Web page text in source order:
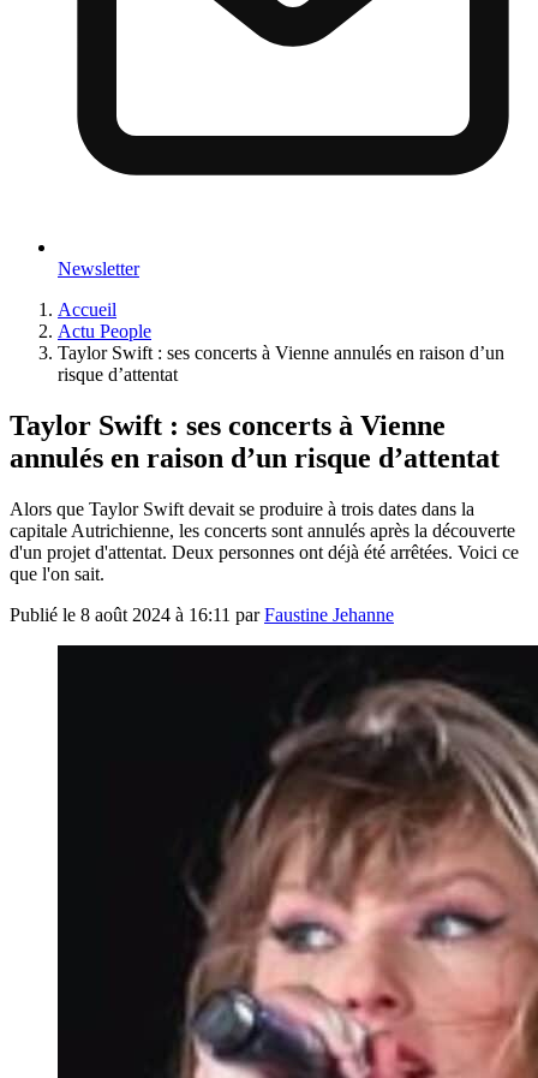
Newsletter
Accueil
Actu People
Taylor Swift : ses concerts à Vienne annulés en raison d’un
risque d’attentat
Taylor Swift : ses concerts à Vienne
annulés en raison d’un risque d’attentat
Alors que Taylor Swift devait se produire à trois dates dans la
capitale Autrichienne, les concerts sont annulés après la découverte
d'un projet d'attentat. Deux personnes ont déjà été arrêtées. Voici ce
que l'on sait.
Publié le 8 août 2024 à 16:11 parFaustine Jehanne